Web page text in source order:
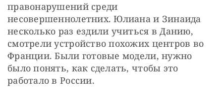
правонарушений среди
несовершеннолетних. Юлиана и Зинаида
несколько раз ездили учиться в Данию,
смотрели устройство похожих центров во
Франции. Были готовые модели, нужно
было понять, как сделать, чтобы это
работало в России.